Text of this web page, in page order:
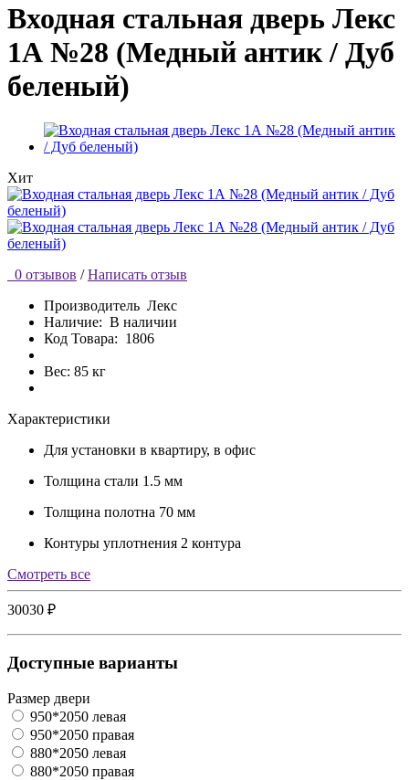
Входная стальная дверь Лекс
1А №28 (Медный антик / Дуб
беленый)
Хит
0 отзывов / Написать отзыв
Производитель Лекс
Наличие: В наличии
Код Товара: 1806
Вес: 85 кг
Характеристики
Для установки в квартиру, в офис
Толщина стали 1.5 мм
Толщина полотна 70 мм
Контуры уплотнения 2 контура
Cмотреть все
30030 ₽
Доступные варианты
Размер двери
950*2050 левая
950*2050 правая
880*2050 левая
880*2050 правая